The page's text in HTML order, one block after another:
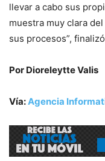
llevar a cabo sus
muestra muy clara
sus procesos”,
Por Dioreleytte Valis
Vía:Agencia